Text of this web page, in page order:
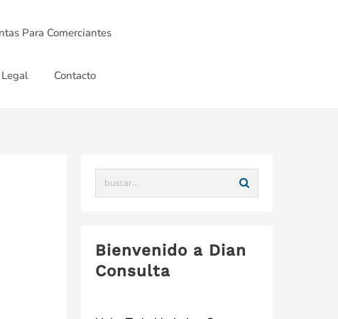
Para Comerciantes
Contacto
Bienvenido a Dian
Consulta